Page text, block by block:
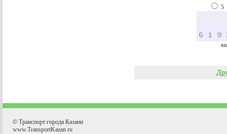
5
© Транспорт города Казани
www.TransportKazan.ru